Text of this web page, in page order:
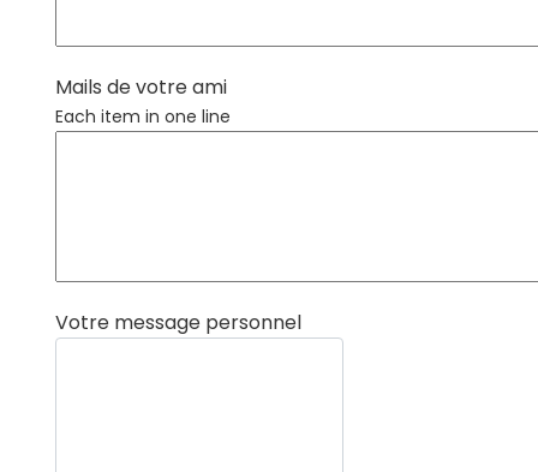
Mails de votre ami
Each item in one line
Votre message personnel